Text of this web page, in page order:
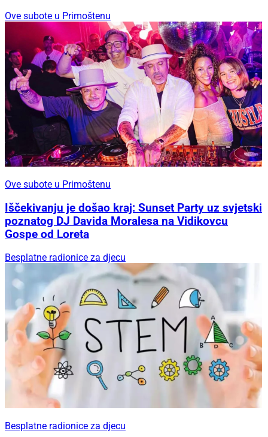
Ove subote u Primoštenu
Ove subote u Primoštenu
Iščekivanju je došao kraj: Sunset Party uz svjetski
poznatog DJ Davida Moralesa na Vidikovcu
Gospe od Loreta
Besplatne radionice za djecu
Besplatne radionice za djecu